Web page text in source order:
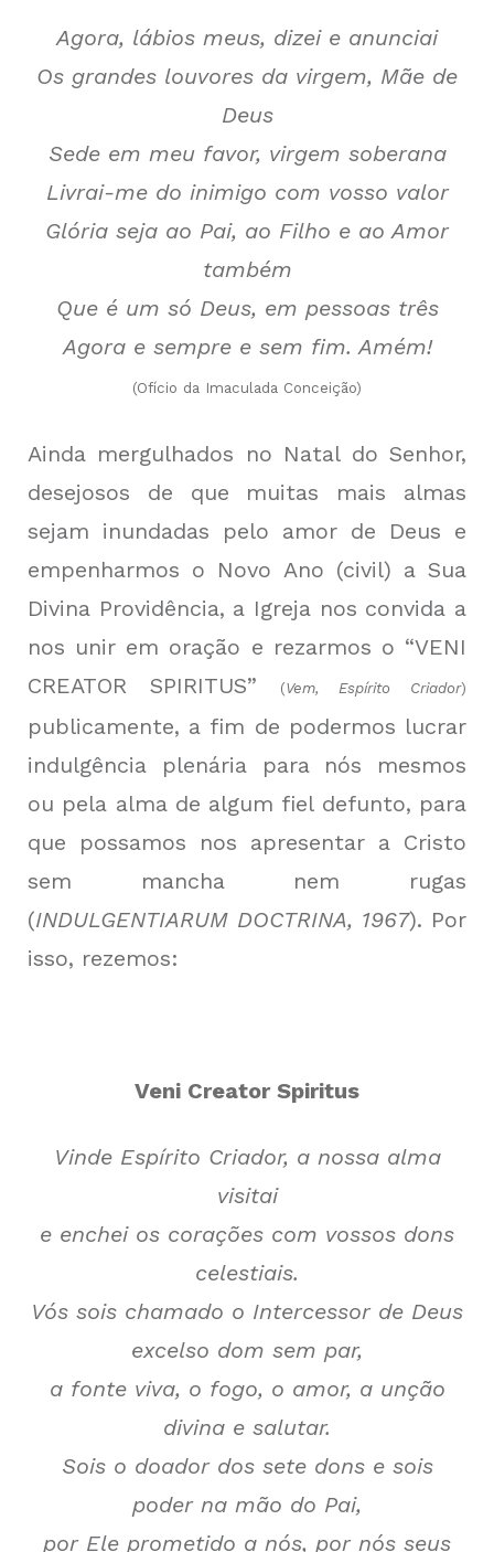
Agora, lábios meus, dizei e anunciai
Os grandes louvores da virgem, Mãe de
Deus
Sede em meu favor, virgem soberana
Livrai-me do inimigo com vosso valor
Glória seja ao Pai, ao Filho e ao Amor
também
Que é um só Deus, em pessoas três
Agora e sempre e sem fim. Amém!
(Ofício da Imaculada Conceição)
Ainda mergulhados no Natal do Senhor,
desejosos de que muitas mais almas
sejam inundadas pelo amor de Deus e
empenharmos o Novo Ano (civil) a Sua
Divina Providência, a Igreja nos convida a
nos unir em oração e rezarmos o “VENI
CREATOR SPIRITUS”
(Vem, Espírito Criador)
publicamente, a fim de podermos lucrar
indulgência plenária para nós mesmos
ou pela alma de algum fiel defunto, para
que possamos nos apresentar a Cristo
sem mancha nem rugas
(INDULGENTIARUM DOCTRINA, 1967). Por
isso, rezemos:
Veni Creator Spiritus
Vinde Espírito Criador, a nossa alma
visitai
e enchei os corações com vossos dons
celestiais.
Vós sois chamado o Intercessor de Deus
excelso dom sem par,
a fonte viva, o fogo, o amor, a unção
divina e salutar.
Sois o doador dos sete dons e sois
poder na mão do Pai,
por Ele prometido a nós, por nós seus